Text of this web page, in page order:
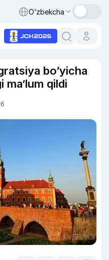
O‘zbekcha
bo‘yicha
qildi